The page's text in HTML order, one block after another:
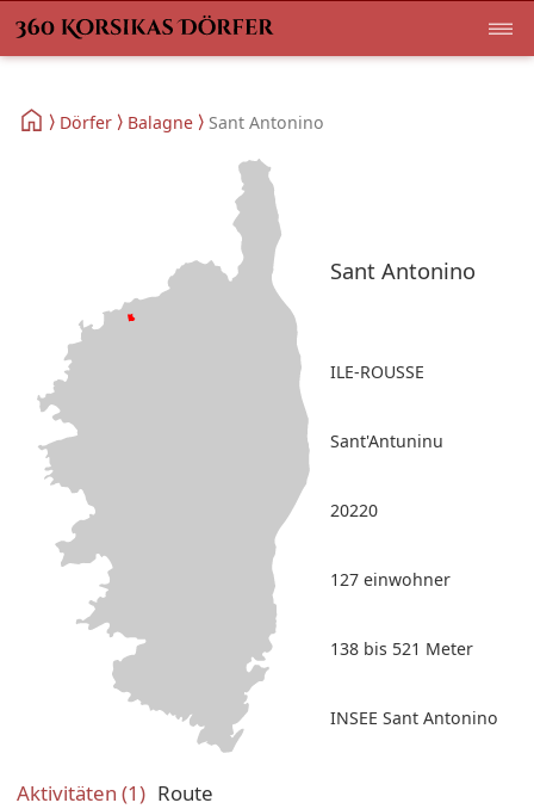
Dörfer Balagne Sant Antonino
Sant Antonino
ILE-ROUSSE
Sant'Antuninu
20220
127 einwohner
138 bis 521 Meter
INSEE Sant Antonino
Aktivitäten (1) Route